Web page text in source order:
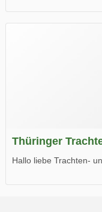
Wir wünschen Euch
Thüringer
Hallo liebe Trachten-